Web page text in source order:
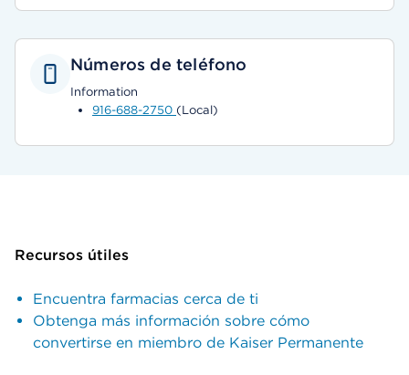
Números de teléfono
Information
916-688-2750 (Local)
Recursos útiles
Encuentra farmacias cerca de ti
Obtenga más información sobre cómo
convertirse en miembro de Kaiser Permanente